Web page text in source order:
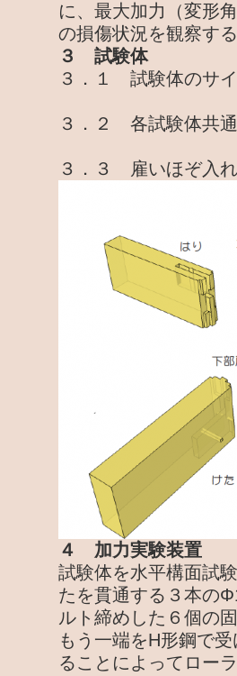
に、最大加力（変形
の損傷状況を観察す
３ 試験体
３．１ 試験体のサ
３．２ 各試験体共
３．３ 雇いほぞ入
４ 加力実験装置
試験体を水平構面試
たを貫通する３本の
ルト締めした６個の
もう一端をH形鋼で
ることによってロー